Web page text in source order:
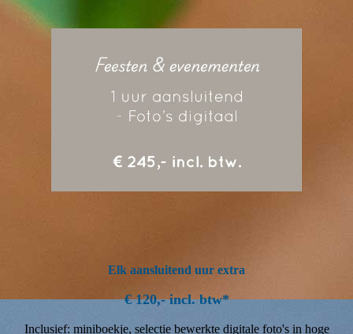
Elk aansluitend uur extra
€ 120,- incl. btw*
Inclusief: miniboekje, selectie bewerkte digitale foto's in hoge